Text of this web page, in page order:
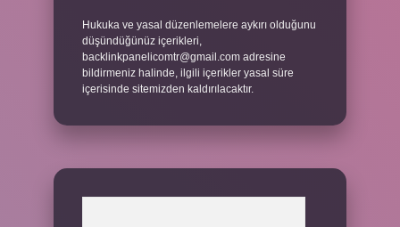
Hukuka ve yasal düzenlemelere aykırı olduğunu
düşündüğünüz içerikleri,
backlinkpanelicomtr@gmail.com adresine
bildirmeniz halinde, ilgili içerikler yasal süre
içerisinde sitemizden kaldırılacaktır.